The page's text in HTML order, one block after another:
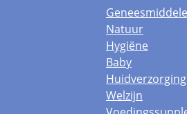
Natuur
Hygiëne
Baby
Huidverzorging
Welzijn